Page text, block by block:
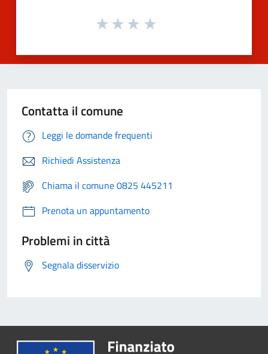
Contatta il comune
Leggi le domande frequenti
Richiedi Assistenza
Chiama il comune 0825 445211
Prenota un appuntamento
Problemi in città
Segnala disservizio